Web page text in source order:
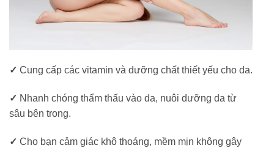
✓ Cung cấp các vitamin và dưỡng chất thiết yếu cho da.
✓ Nhanh chóng thẩm thấu vào da, nuôi dưỡng da từ
sâu bên trong.
✓ Cho bạn cảm giác khô thoáng, mềm mịn không gây